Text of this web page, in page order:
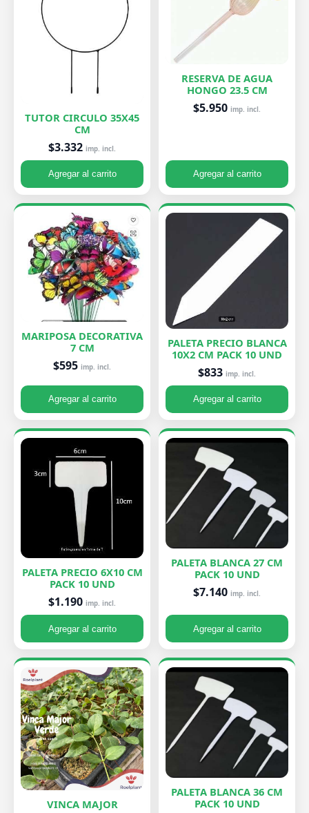
TUTOR CIRCULO 35X45
CM
$3.332 imp. incl.
Agregar al carrito
RESERVA DE AGUA
HONGO 23.5 CM
$5.950 imp. incl.
Agregar al carrito
MARIPOSA DECORATIVA
7 CM
$595 imp. incl.
Agregar al carrito
PALETA PRECIO BLANCA
10X2 CM PACK 10 UND
$833 imp. incl.
Agregar al carrito
PALETA PRECIO 6X10 CM
PACK 10 UND
$1.190 imp. incl.
Agregar al carrito
PALETA BLANCA 27 CM
PACK 10 UND
$7.140 imp. incl.
Agregar al carrito
VINCA MAJOR
PALETA BLANCA 36 CM
PACK 10 UND